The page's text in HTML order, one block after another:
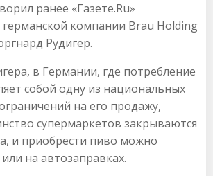
ранее «Газете.Ru»
германской компании Brau Holding
Рудигер.
в Германии, где потребление
собой одну из национальных
на его продажу,
супермаркетов закрываются
и приобрести пиво можно
на автозаправках.